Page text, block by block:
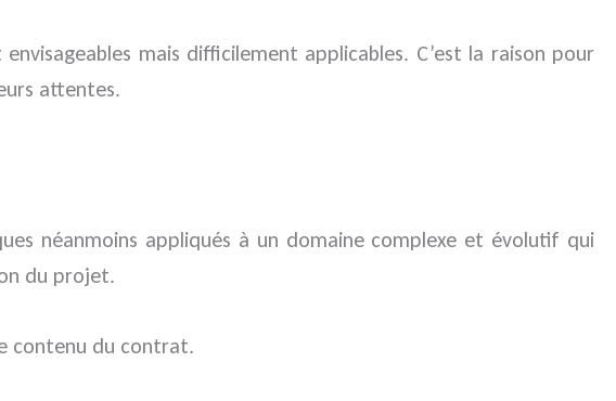
mais difficilement applicables. C’est la raison pour
attentes.
néanmoins appliqués à un domaine complexe et évolutif qui
du projet.
contenu du contrat.